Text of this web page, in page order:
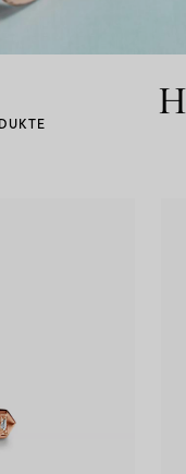
für Herren
mit